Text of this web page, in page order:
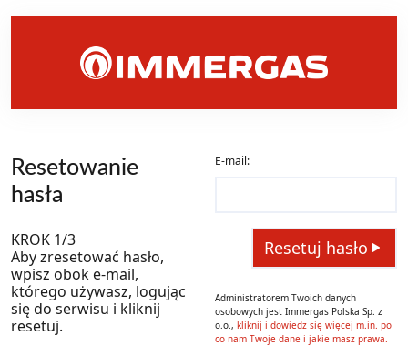
Resetowanie
hasła
KROK 1/3
Aby zresetować hasło,
wpisz obok e-mail,
którego używasz, logując
się do serwisu i kliknij
resetuj.
E-mail:
Resetuj hasło
Administratorem Twoich danych
osobowych jest Immergas Polska Sp. z
o.o., kliknij i dowiedz się więcej m.in. po
co nam Twoje dane i jakie masz prawa.